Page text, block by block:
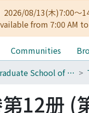
2026/08/13(木)7:00
from 7:00 AM
Communities
010_Graduate School of Letters
12册 (